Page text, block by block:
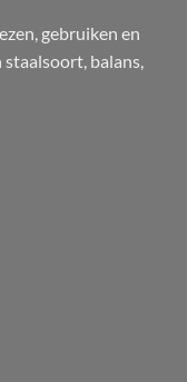
gebruiken en
staalsoort, balans,